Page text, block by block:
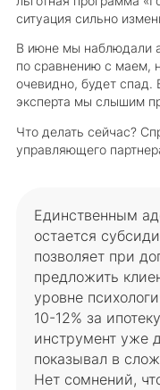
ситуация сильно
В июне мы наблюдали
по сравнению с маем,
очевидно, будет спад.
эксперта мы слышим
Что делать сейчас?
управляющего
Единственным
остается
позволяет при
предложить
уровне
10-12% за
инструмент уже
показывал в
Нет сомнений,